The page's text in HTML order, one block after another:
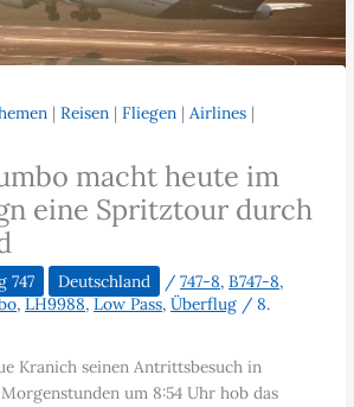
|Reisen |Fliegen | Airlines |
macht heute im
eine Spritztour durch
747 Deutschland /747-8,B747-8,
,LH9988,Low Pass,Überflug /8.
Kranich seinen Antrittsbesuch in
um 8:54 Uhr hob das